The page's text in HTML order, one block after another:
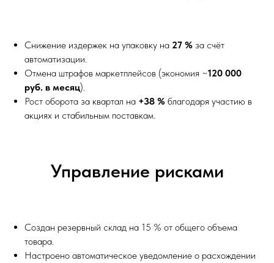
Снижение издержек на упаковку на 27 % за счёт
автоматизации.
Отмена штрафов маркетплейсов (экономия ~120 000
руб. в месяц).
Рост оборота за квартал на +38 % благодаря участию в
акциях и стабильным поставкам.
Управление рисками
Создан резервный склад на 15 % от общего объема
товара.
Настроено автоматическое уведомление о расхождении